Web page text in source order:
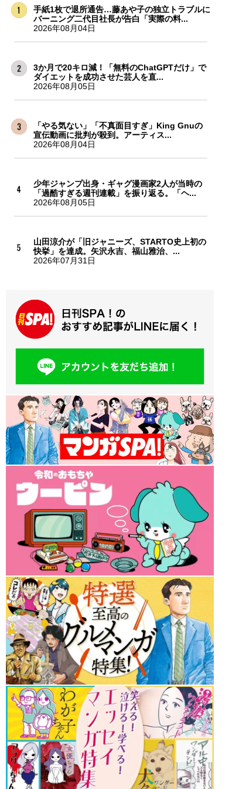
手紙1枚で退所通告…藤あや子の独立トラブルに
バーニング二代目社長が告白「実際の料...
2026年08月04日
3か月で20キロ減！「無料のChatGPTだけ」で
ダイエットを成功させた芸人を直...
2026年08月05日
「やる気ない」「不真面目すぎ」King Gnuの
宣伝動画に批判が殺到。アーティス...
2026年08月04日
少年ジャンプ出身・ギャグ漫画家2人が当時の
「過酷すぎる週刊連載」を振り返る。「ヘ...
2026年08月05日
山田涼介が「旧ジャニーズ、STARTO史上初の
快挙」を達成。矢沢永吉、福山雅治、...
2026年07月31日